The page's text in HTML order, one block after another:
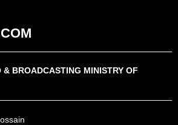
BROADCASTING MINISTRY OF